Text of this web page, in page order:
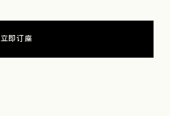
立即订座